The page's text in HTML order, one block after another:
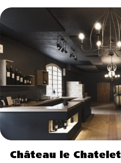
Château le Chatelet